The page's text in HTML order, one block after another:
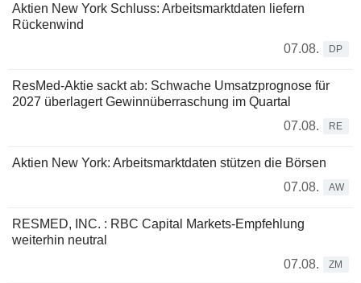
Aktien New York Schluss: Arbeitsmarktdaten liefern
Rückenwind
07.08.
DP
ResMed-Aktie sackt ab: Schwache Umsatzprognose für
2027 überlagert Gewinnüberraschung im Quartal
07.08.
RE
Aktien New York: Arbeitsmarktdaten stützen die Börsen
07.08.
AW
RESMED, INC. : RBC Capital Markets-Empfehlung
weiterhin neutral
07.08.
ZM